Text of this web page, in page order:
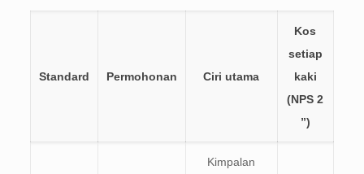
Standard Permohonan Ciri utama
Kos
setiap
kaki
(NPS 2
”)
Kimpalan